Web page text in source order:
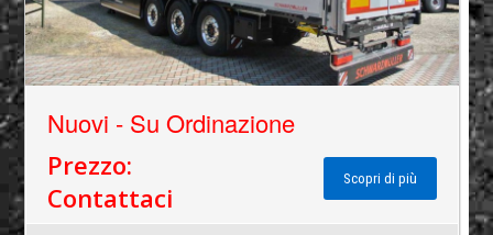
Nuovi - Su Ordinazione
Prezzo:
Contattaci
Scopri di più